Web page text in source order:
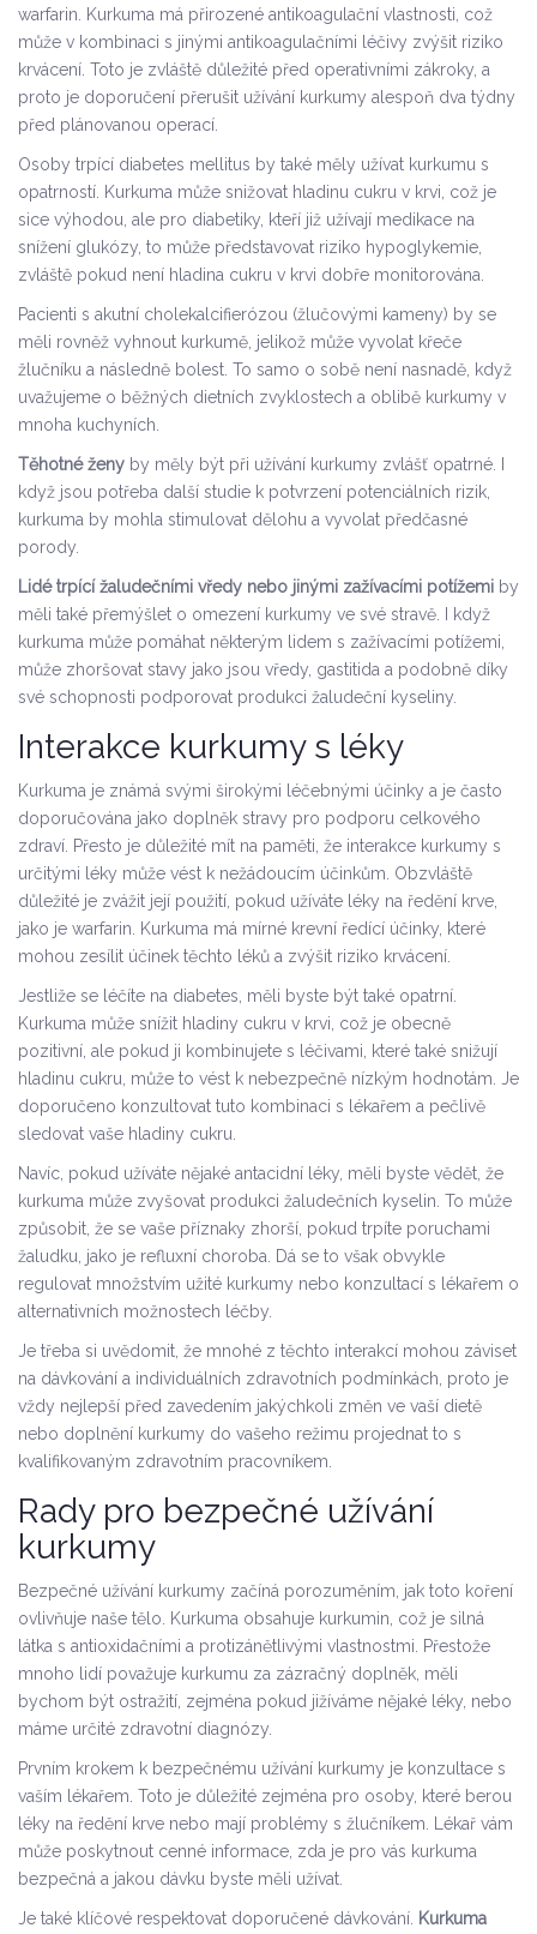
warfarin. Kurkuma má přirozené antikoagulační vlastnosti, což
může v kombinaci s jinými antikoagulačními léčivy zvýšit riziko
krvácení. Toto je zvláště důležité před operativními zákroky, a
proto je doporučení přerušit užívání kurkumy alespoň dva týdny
před plánovanou operací.
Osoby trpící diabetes mellitus by také měly užívat kurkumu s
opatrností. Kurkuma může snižovat hladinu cukru v krvi, což je
sice výhodou, ale pro diabetiky, kteří již užívají medikace na
snížení glukózy, to může představovat riziko hypoglykemie,
zvláště pokud není hladina cukru v krvi dobře monitorována.
Pacienti s akutní cholekalcifierózou (žlučovými kameny) by se
měli rovněž vyhnout kurkumě, jelikož může vyvolat křeče
žlučníku a následně bolest. To samo o sobě není nasnadě, když
uvažujeme o běžných dietních zvyklostech a oblibě kurkumy v
mnoha kuchyních.
Těhotné ženy by měly být při užívání kurkumy zvlášť opatrné. I
když jsou potřeba další studie k potvrzení potenciálních rizik,
kurkuma by mohla stimulovat dělohu a vyvolat předčasné
porody.
Lidé trpící žaludečními vředy nebo jinými zažívacími potížemi by
měli také přemýšlet o omezení kurkumy ve své stravě. I když
kurkuma může pomáhat některým lidem s zažívacími potížemi,
může zhoršovat stavy jako jsou vředy, gastitida a podobně díky
své schopnosti podporovat produkci žaludeční kyseliny.
Interakce kurkumy s léky
Kurkuma je známá svými širokými léčebnými účinky a je často
doporučována jako doplněk stravy pro podporu celkového
zdraví. Přesto je důležité mít na paměti, že interakce kurkumy s
určitými léky může vést k nežádoucím účinkům. Obzvláště
důležité je zvážit její použití, pokud užíváte léky na ředění krve,
jako je warfarin. Kurkuma má mírné krevní ředící účinky, které
mohou zesílit účinek těchto léků a zvýšit riziko krvácení.
Jestliže se léčíte na diabetes, měli byste být také opatrní.
Kurkuma může snížit hladiny cukru v krvi, což je obecně
pozitivní, ale pokud ji kombinujete s léčivami, které také snižují
hladinu cukru, může to vést k nebezpečně nízkým hodnotám. Je
doporučeno konzultovat tuto kombinaci s lékařem a pečlivě
sledovat vaše hladiny cukru.
Navíc, pokud užíváte nějaké antacidní léky, měli byste vědět, že
kurkuma může zvyšovat produkci žaludečních kyselin. To může
způsobit, že se vaše příznaky zhorší, pokud trpíte poruchami
žaludku, jako je refluxní choroba. Dá se to však obvykle
regulovat množstvím užité kurkumy nebo konzultací s lékařem o
alternativních možnostech léčby.
Je třeba si uvědomit, že mnohé z těchto interakcí mohou záviset
na dávkování a individuálních zdravotních podmínkách, proto je
vždy nejlepší před zavedením jakýchkoli změn ve vaší dietě
nebo doplnění kurkumy do vašeho režimu projednat to s
kvalifikovaným zdravotním pracovníkem.
Rady pro bezpečné užívání
kurkumy
Bezpečné užívání kurkumy začíná porozuměním, jak toto koření
ovlivňuje naše tělo. Kurkuma obsahuje kurkumin, což je silná
látka s antioxidačními a protizánětlivými vlastnostmi. Přestože
mnoho lidí považuje kurkumu za zázračný doplněk, měli
bychom být ostražití, zejména pokud jižíváme nějaké léky, nebo
máme určité zdravotní diagnózy.
Prvním krokem k bezpečnému užívání kurkumy je konzultace s
vaším lékařem. Toto je důležité zejména pro osoby, které berou
léky na ředění krve nebo mají problémy s žlučníkem. Lékař vám
může poskytnout cenné informace, zda je pro vás kurkuma
bezpečná a jakou dávku byste měli užívat.
Je také klíčové respektovat doporučené dávkování. Kurkuma